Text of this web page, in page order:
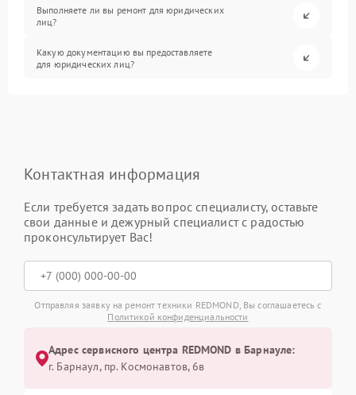
Выполняете ли вы ремонт для юридических
лиц?
Какую документацию вы предоставляете
для юридических лиц?
Контактная информация
Если требуется задать вопрос специалисту, оставьте
свои данные и дежурный специалист с радостью
проконсультирует Вас!
Отправляя заявку на ремонт техники REDMOND, Вы соглашаетесь с
Политикой конфиденциальности
Адрес сервисного центра REDMOND в Барнауле:
г. Барнаул, ​пр. Космонавтов, 6в